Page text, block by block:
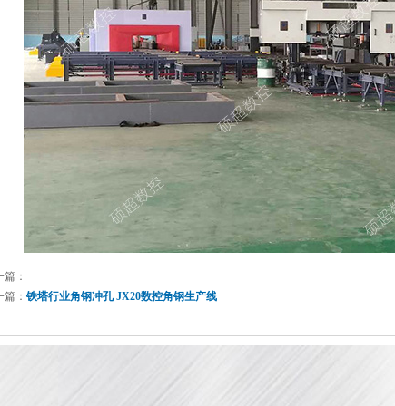
篇：
篇： 铁塔行业角钢冲孔 JX20数控角钢生产线